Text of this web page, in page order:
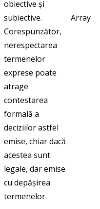
obiective și
subiective.
Corespunzător,
nerespectarea
termenelor
exprese poate
atrage
contestarea
formală a
deciziilor astfel
emise, chiar dacă
acestea sunt
legale, dar emise
cu depășirea
termenelor.
Array